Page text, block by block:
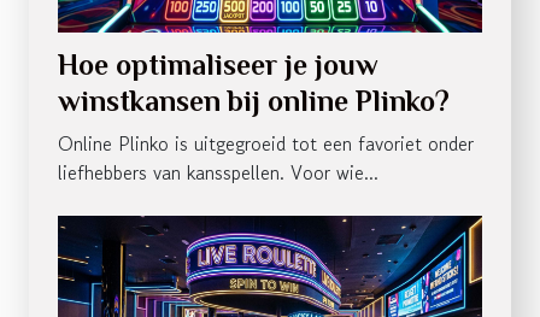
Hoe optimaliseer je jouw
winstkansen bij online Plinko?
Online Plinko is uitgegroeid tot een favoriet onder
liefhebbers van kansspellen. Voor wie...